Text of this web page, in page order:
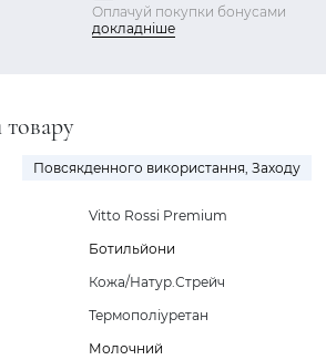
Оплачуй покупки бонусами
докладніше
товару
Повсякденного використання, Заходу
Vitto Rossi Premium
Ботильйони
Кожа/Натур.Стрейч
Термополіуретан
Молочний